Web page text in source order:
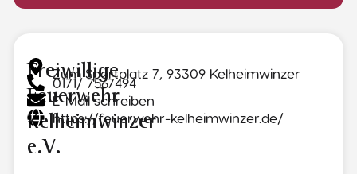
Freiwillige
Feuerwehr
Kelheimwinzer
e.V.
Zum Sportplatz 7, 93309 Kelheimwinzer
0171/ 7567494
E-Mail schreiben
https://feuerwehr-kelheimwinzer.de/